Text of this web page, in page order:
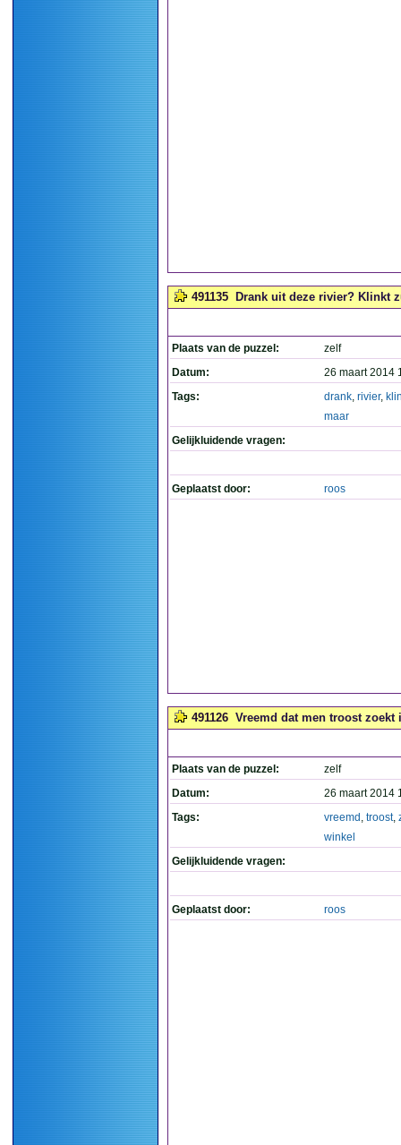
491135 Drank uit deze rivier? Klinkt
Plaats van de puzzel:
zelf
Datum:
26 maart 2014
Tags:
drank, rivier,
maar
Gelijkluidende vragen:
Geplaatst door: roos
491126 Vreemd dat men troost zoekt
Plaats van de puzzel:
zelf
Datum:
26 maart 2014
Tags:
vreemd , troost,
winkel
Gelijkluidende vragen:
Geplaatst door: roos